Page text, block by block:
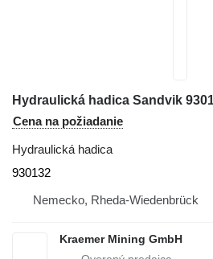
Hydraulická hadica Sandvik
Cena na požiadanie
Hydraulická hadica
930132
Nemecko, Rheda-Wiedenbrück
Kraemer Mining GmbH